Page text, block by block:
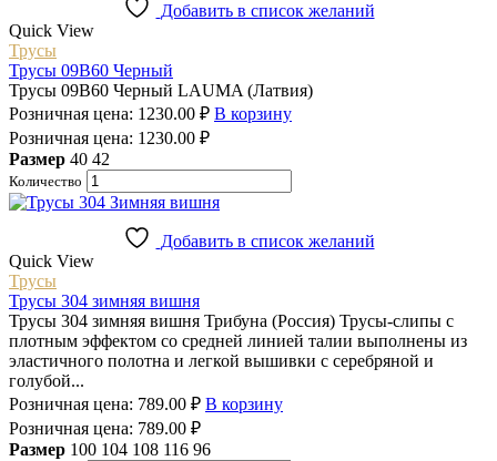
Добавить в список желаний
Quick View
Трусы
Трусы 09B60 Черный
Трусы 09B60 Черный LAUMA (Латвия)
Розничная цена: 1230.00 ₽ В корзину
Розничная цена: 1230.00 ₽
Размер 40 42
Количество
Добавить в список желаний
Quick View
Трусы
Трусы 304 зимняя вишня
Трусы 304 зимняя вишня Трибуна (Россия) Трусы-слипы с
плотным эффектом со средней линией талии выполнены из
эластичного полотна и легкой вышивки с серебряной и
голубой...
Розничная цена: 789.00 ₽ В корзину
Розничная цена: 789.00 ₽
Размер 100 104 108 116 96